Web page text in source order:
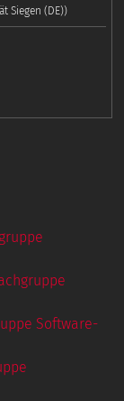
Siegen (DE))
Software-